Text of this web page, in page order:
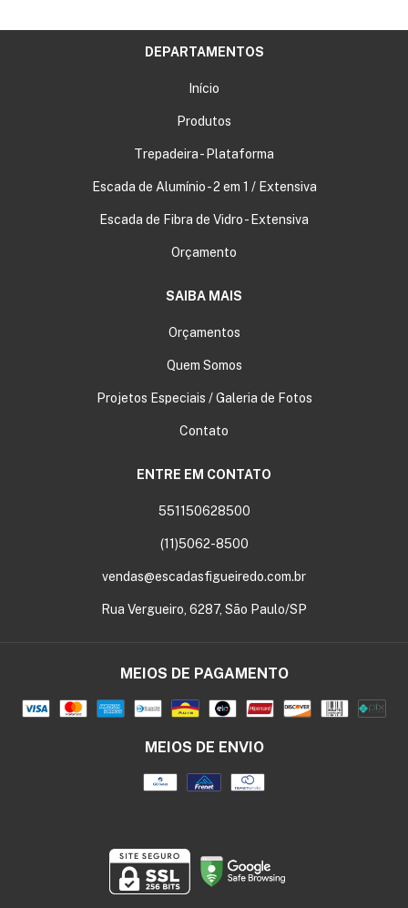
DEPARTAMENTOS
Início
Produtos
Trepadeira - Plataforma
Escada de Alumínio - 2 em 1 / Extensiva
Escada de Fibra de Vidro - Extensiva
Orçamento
SAIBA MAIS
Orçamentos
Quem Somos
Projetos Especiais / Galeria de Fotos
Contato
ENTRE EM CONTATO
551150628500
(11)5062-8500
vendas@escadasfigueiredo.com.br
Rua Vergueiro, 6287, São Paulo/SP
MEIOS DE PAGAMENTO
MEIOS DE ENVIO